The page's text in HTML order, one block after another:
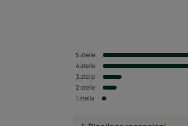
5stelle
4stelle
3stelle
2stelle
1stella